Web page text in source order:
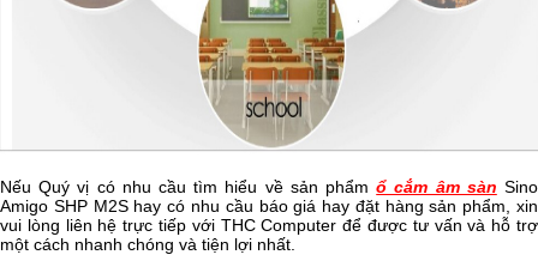
Nếu Quý vị có nhu cầu tìm hiểu về sản phẩmổ cắm âm sàn Sino
Amigo SHP M2S hay có nhu cầu báo giá hay đặt hàng sản phẩm, xin
vui lòng liên hệ trực tiếp với THC Computer để được tư vấn và hỗ trợ
một cách nhanh chóng và tiện lợi nhất.